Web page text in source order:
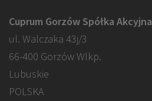
Cuprum Gorzów Spółka Akcyjna
ul. Walczaka 43j/3
66-400 Gorzów Wlkp.
Lubuskie
POLSKA